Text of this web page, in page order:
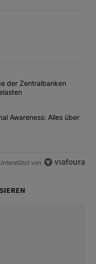
kommentierten
tiefe Nachfrage der
der Zentralbanken
Calls bei Situational
Awareness: Alles über
von